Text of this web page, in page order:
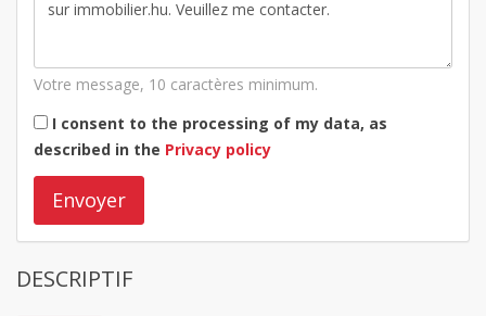
Votre message, 10 caractères minimum.
I consent to the processing of my data, as
described in the Privacy policy
Envoyer
DESCRIPTIF